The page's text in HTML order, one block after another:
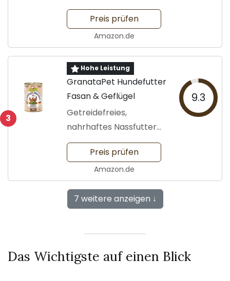
Preis prüfen
Amazon.de
3
Hohe Leistung
GranataPet Hundefutter
Fasan & Geflügel
Getreidefreies,
nahrhaftes Nassfutter
für Hunde
9.3
Preis prüfen
Amazon.de
7 weitere anzeigen ↓
Das Wichtigste auf einen Blick